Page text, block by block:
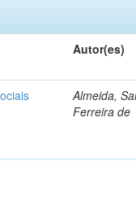
Autor(es)
Almeida,
Ferreira de